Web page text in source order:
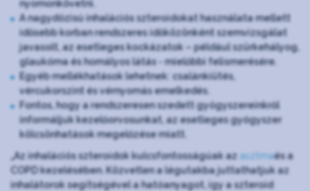
nyomonkövetni.
A nagydózisú inhalációs szteroidokat használata mellett
idősebb korban rendszeres időközönként szemvizsgálat
javasolt, az esetleges kockázatok – például szürkehályog,
glaukóma és homályos látás - mielőbbi felismerésére.
Egyéb mellékhatások lehetnek: csalánkiütés,
vércukorszint és vérnyomás emelkedés.
Fontos, hogy a rendszeresen szedett gyógyszereinkről
informáljuk kezelőorvosunkat, az esetleges gyógyszer
kölcsönhatások megelőzése miatt.
„Az inhalációs szteroidok kulcsfontosságúak az asztmaés a
COPD kezelésében. Közvetlen a légutakba juttathatjuk az
inhalátorok segítségével a hatóanyagot, így a szteroid